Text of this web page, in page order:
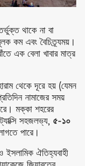
থাকে না বা
কম এবং বৈচিত্র্যময়।
এক বেলা খাবার মাত্র
থেকে দূরে হয় (যেমন
নামাজের সময়
মক্কা শহরের
সহজলভ্য, ৫-১০
পারে।
ঐতিহ্যবাহী